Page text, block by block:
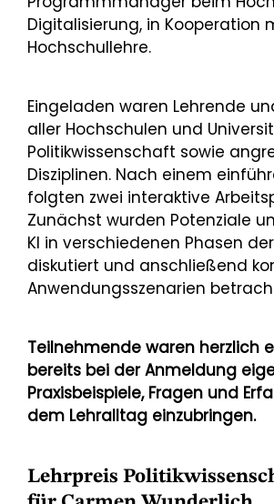
Digitalisierung, in Kooperation
Hochschullehre.
Eingeladen waren Lehrende
aller Hochschulen und
Politikwissenschaft sowie
Disziplinen. Nach einem
folgten zwei interaktive
Zunächst wurden Potenziale
KI in verschiedenen Phasen
diskutiert und anschließend
Anwendungsszenarien
Teilnehmende waren herzlich
bereits bei der Anmeldung
Praxisbeispiele, Fragen und
dem Lehralltag einzubringen.
Lehrpreis